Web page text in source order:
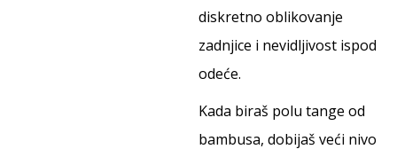
diskretno oblikovanje
zadnjice i nevidljivost ispod
odeće.
Kada biraš polu tange od
bambusa, dobijaš veći nivo